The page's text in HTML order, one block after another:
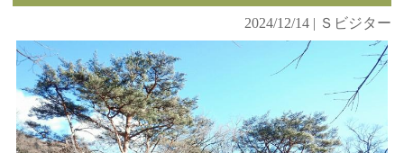
2024/12/14 | Ｓビジター